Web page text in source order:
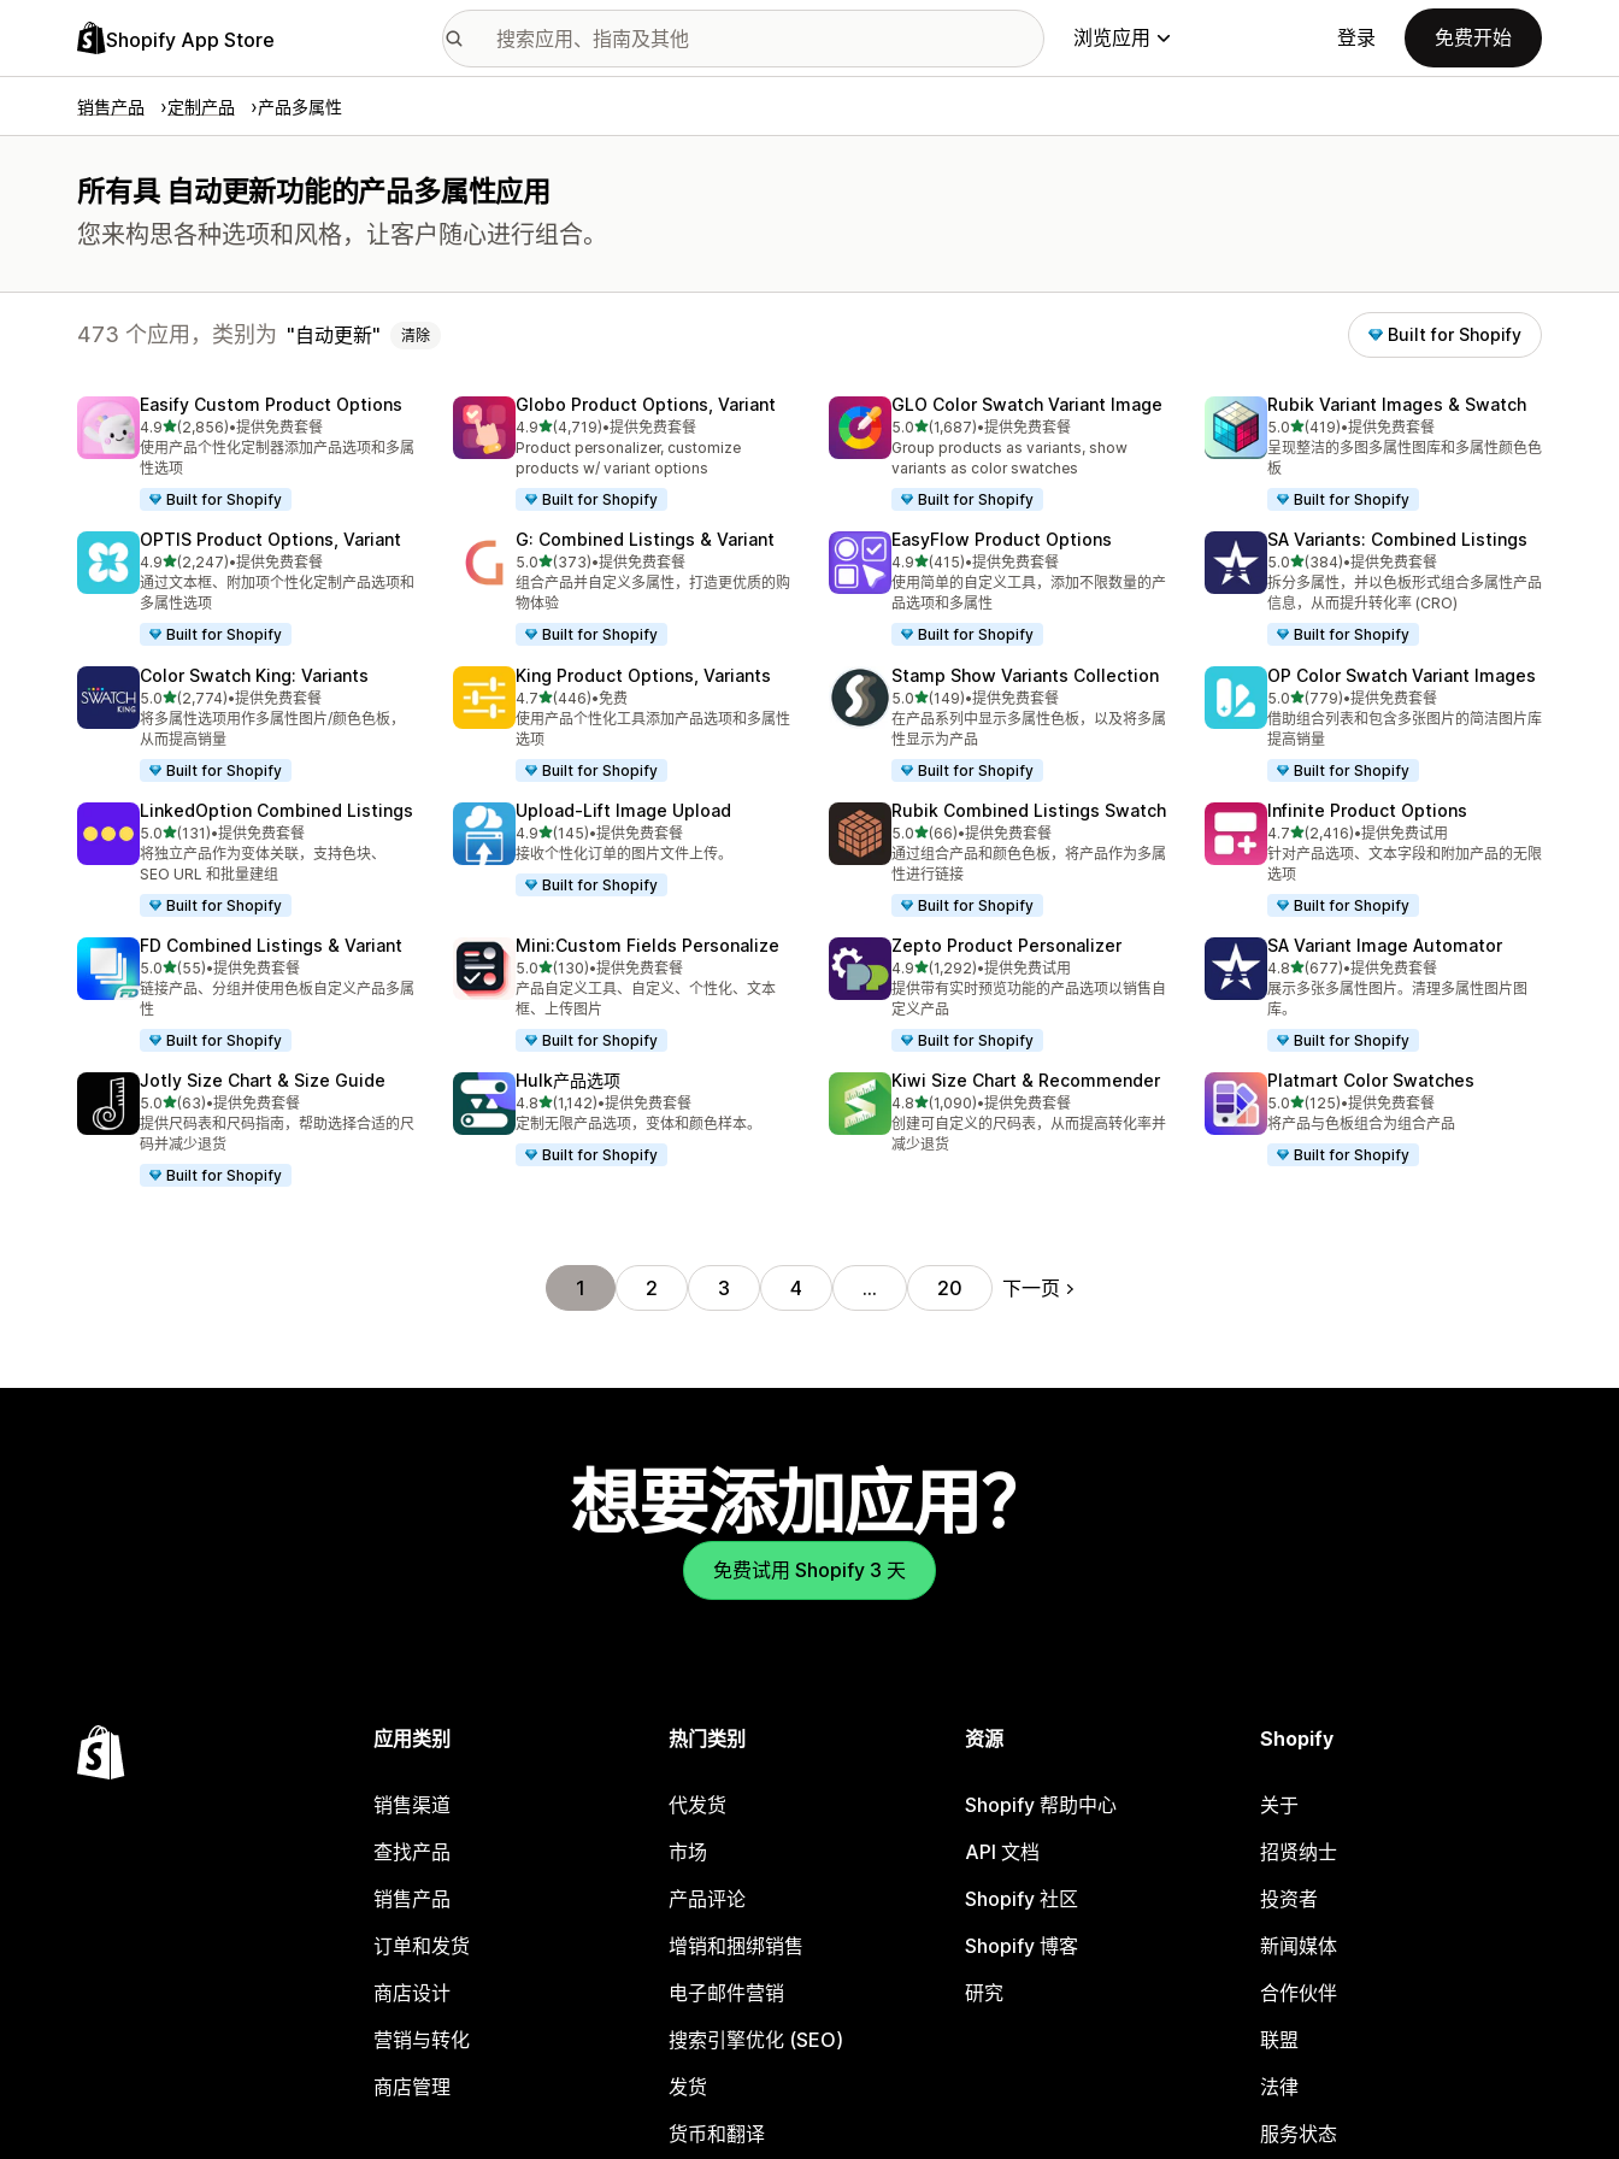
Shopify App Store 浏览应用 登录 免费开始
销售产品 定制产品 产品多属性
所有具 自动更新功能的产品多属性应用
您来构思各种选项和风格，让客户随心进行组合。
473 个应用，类别为 自动更新 清除 Built for Shopify
Easify Custom Product Options
4.9星（满分 5 星）
(2,856)
总共 2856 条评论
•提供免费套餐
使用产品个性化定制器添加产品选项和多属
性选项
Built for Shopify
Globo Product Options, Variant
4.9星（满分 5 星）
(4,719)
总共 4719 条评论
•提供免费套餐
Product personalizer, customize
products w/ variant options
Built for Shopify
GLO Color Swatch Variant Image
5.0星（满分 5 星）
(1,687)
总共 1687 条评论
•提供免费套餐
Group products as variants, show
variants as color swatches
Built for Shopify
Rubik Variant Images & Swatch
5.0星（满分 5 星）
(419)
总共 419 条评论
•提供免费套餐
呈现整洁的多图多属性图库和多属性颜色色
板
Built for Shopify
OPTIS Product Options, Variant
4.9星（满分 5 星）
(2,247)
总共 2247 条评论
•提供免费套餐
通过文本框、附加项个性化定制产品选项和
多属性选项
Built for Shopify
G: Combined Listings & Variant
5.0星（满分 5 星）
(373)
总共 373 条评论
•提供免费套餐
组合产品并自定义多属性，打造更优质的购
物体验
Built for Shopify
EasyFlow Product Options
4.9星（满分 5 星）
(415)
总共 415 条评论
•提供免费套餐
使用简单的自定义工具，添加不限数量的产
品选项和多属性
Built for Shopify
SA Variants: Combined Listings
5.0星（满分 5 星）
(384)
总共 384 条评论
•提供免费套餐
拆分多属性，并以色板形式组合多属性产品
信息，从而提升转化率 (CRO)
Built for Shopify
Color Swatch King: Variants
5.0星（满分 5 星）
(2,774)
总共 2774 条评论
•提供免费套餐
将多属性选项用作多属性图片/颜色色板，
从而提高销量
Built for Shopify
King Product Options, Variants
4.7星（满分 5 星）
(446)
总共 446 条评论
•免费
使用产品个性化工具添加产品选项和多属性
选项
Built for Shopify
Stamp Show Variants Collection
5.0星（满分 5 星）
(149)
总共 149 条评论
•提供免费套餐
在产品系列中显示多属性色板，以及将多属
性显示为产品
Built for Shopify
OP Color Swatch Variant Images
5.0星（满分 5 星）
(779)
总共 779 条评论
•提供免费套餐
借助组合列表和包含多张图片的简洁图片库
提高销量
Built for Shopify
LinkedOption Combined Listings
5.0星（满分 5 星）
(131)
总共 131 条评论
•提供免费套餐
将独立产品作为变体关联，支持色块、
SEO URL 和批量建组
Built for Shopify
Upload‑Lift Image Upload
4.9星（满分 5 星）
(145)
总共 145 条评论
•提供免费套餐
接收个性化订单的图片文件上传。
Built for Shopify
Rubik Combined Listings Swatch
5.0星（满分 5 星）
(66)
总共 66 条评论
•提供免费套餐
通过组合产品和颜色色板，将产品作为多属
性进行链接
Built for Shopify
Infinite Product Options
4.7星（满分 5 星）
(2,416)
总共 2416 条评论
•提供免费试用
针对产品选项、文本字段和附加产品的无限
选项
Built for Shopify
FD Combined Listings & Variant
5.0星（满分 5 星）
(55)
总共 55 条评论
•提供免费套餐
链接产品、分组并使用色板自定义产品多属
性
Built for Shopify
Mini:Custom Fields Personalize
5.0星（满分 5 星）
(130)
总共 130 条评论
•提供免费套餐
产品自定义工具、自定义、个性化、文本
框、上传图片
Built for Shopify
Zepto Product Personalizer
4.9星（满分 5 星）
(1,292)
总共 1292 条评论
•提供免费试用
提供带有实时预览功能的产品选项以销售自
定义产品
Built for Shopify
SA Variant Image Automator
4.8星（满分 5 星）
(677)
总共 677 条评论
•提供免费套餐
展示多张多属性图片。清理多属性图片图
库。
Built for Shopify
Jotly Size Chart & Size Guide
5.0星（满分 5 星）
(63)
总共 63 条评论
•提供免费套餐
提供尺码表和尺码指南，帮助选择合适的尺
码并减少退货
Built for Shopify
Hulk产品选项
4.8星（满分 5 星）
(1,142)
总共 1142 条评论
•提供免费套餐
定制无限产品选项，变体和颜色样本。
Built for Shopify
Kiwi Size Chart & Recommender
4.8星（满分 5 星）
(1,090)
总共 1090 条评论
•提供免费套餐
创建可自定义的尺码表，从而提高转化率并
减少退货
Platmart Color Swatches
5.0星（满分 5 星）
(125)
总共 125 条评论
•提供免费套餐
将产品与色板组合为组合产品
Built for Shopify
1 2 3 4 … 20 下一页
想要添加应用？
免费试用 Shopify 3 天
应用类别
销售渠道
查找产品
销售产品
订单和发货
商店设计
营销与转化
商店管理
热门类别
代发货
市场
产品评论
增销和捆绑销售
电子邮件营销
搜索引擎优化 (SEO)
发货
货币和翻译
资源
Shopify 帮助中心
API 文档
Shopify 社区
Shopify 博客
研究
Shopify
关于
招贤纳士
投资者
新闻媒体
合作伙伴
联盟
法律
服务状态